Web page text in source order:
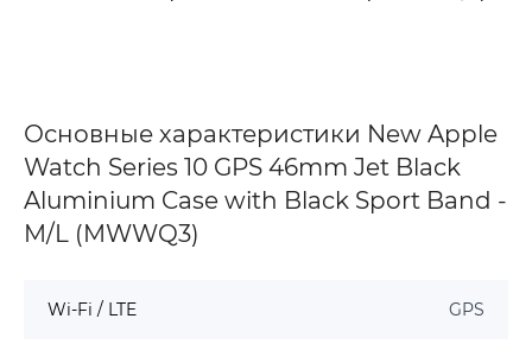
Основные характеристики New Apple
Watch Series 10 GPS 46mm Jet Black
Aluminium Case with Black Sport Band -
M/L (MWWQ3)
Wi-Fi / LTE GPS